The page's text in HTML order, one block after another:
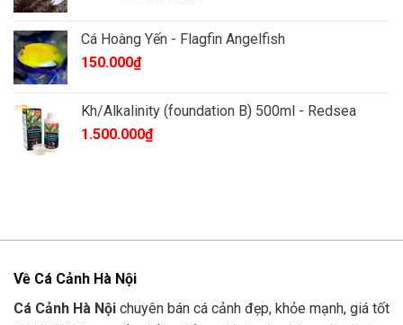
85.000₫.là:
Cá Hoàng Yến - Flagfin Angelfish
150.000₫
Kh/Alkalinity (foundation B) 500ml - Redsea
1.500.000₫
Về Cá Cảnh Hà Nội
Cá Cảnh Hà Nội chuyên bán cá cảnh đẹp, khỏe mạnh, giá tốt